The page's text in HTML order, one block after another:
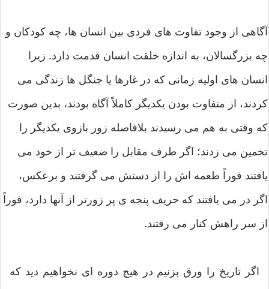
آگاهی از وجود تفاوت های فردی بین انسان ها، چه کودکان و
چه بزرگسالان، به اندازه خلقت انسان قدمت دارد. زیرا
انسان های اولیه زمانی که در غارها یا جنگل ها زندگی می
کردند، از متفاوت بودن یکدیگر کاملاً آگاه بودند، بدین صورت
که وقتی به هم می رسیدند بلافاصله زور بازوی یکدیگر را
تخمین می زدند؛ اگر طرف مقابل را ضعیف تر از خود می
یافتند فوراً طعمه اش را از دستش می گرفتند و برعکس،
اگر در می یافتند که حریف پنجه ی پر زورتر از آنها دارد، فوراً
از سر راهش کنار می رفتند.
اگر تاریخ را ورق بزنیم در هیچ دوره ای نخواهیم دید که